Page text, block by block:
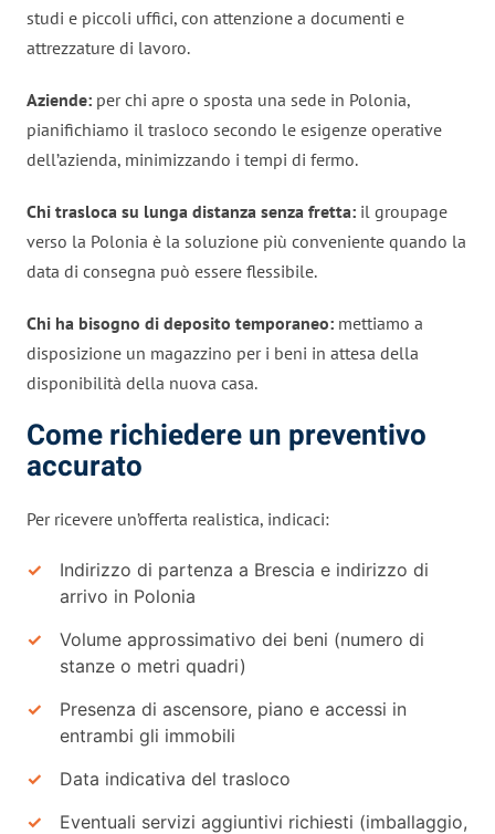
studi e piccoli uffici, con attenzione a documenti e
attrezzature di lavoro.
Aziende: per chi apre o sposta una sede in Polonia,
pianifichiamo il trasloco secondo le esigenze operative
dell’azienda, minimizzando i tempi di fermo.
Chi trasloca su lunga distanza senza fretta: il groupage
verso la Polonia è la soluzione più conveniente quando la
data di consegna può essere flessibile.
Chi ha bisogno di deposito temporaneo: mettiamo a
disposizione un magazzino per i beni in attesa della
disponibilità della nuova casa.
Come richiedere un preventivo
accurato
Per ricevere un’offerta realistica, indicaci:
Indirizzo di partenza a Brescia e indirizzo di
arrivo in Polonia
Volume approssimativo dei beni (numero di
stanze o metri quadri)
Presenza di ascensore, piano e accessi in
entrambi gli immobili
Data indicativa del trasloco
Eventuali servizi aggiuntivi richiesti (imballaggio,